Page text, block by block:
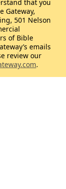
that you
Gateway,
501 Nelson
of Bible
emails
review our
.